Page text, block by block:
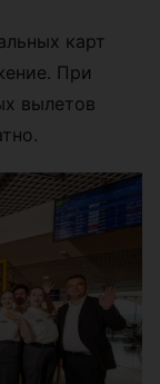
карт
При
вылетов